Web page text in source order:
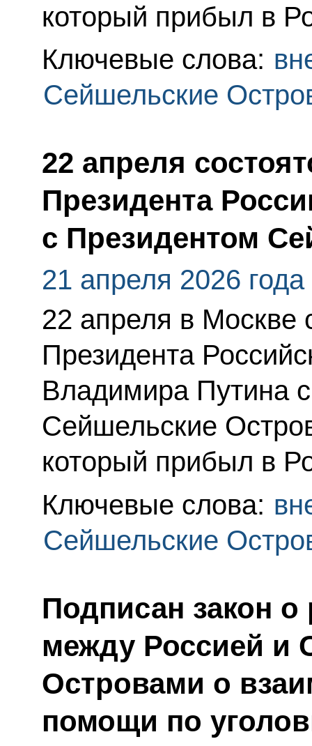
который прибыл в
Ключевые слова:
Сейшельские
22 апреля
Президента
с Президентом
21 апреля 2026 года
22 апреля в Москве
Президента
Владимира Путина
Сейшельские
который прибыл в
Ключевые слова:
Сейшельские
Подписан закон
между Россией и
Островами о
помощи по